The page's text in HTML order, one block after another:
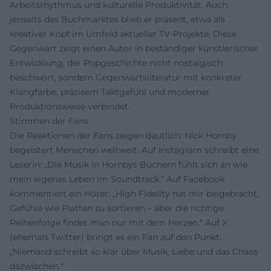
Arbeitsrhythmus und kulturelle Produktivität. Auch
jenseits des Buchmarktes blieb er präsent, etwa als
kreativer Kopf im Umfeld aktueller TV-Projekte. Diese
Gegenwart zeigt einen Autor in beständiger künstlerischer
Entwicklung, der Popgeschichte nicht nostalgisch
beschwört, sondern Gegenwartsliteratur mit konkreter
Klangfarbe, präzisem Taktgefühl und moderner
Produktionsweise verbindet.
Stimmen der Fans
Die Reaktionen der Fans zeigen deutlich: Nick Hornby
begeistert Menschen weltweit. Auf Instagram schreibt eine
Leserin: „Die Musik in Hornbys Büchern fühlt sich an wie
mein eigenes Leben im Soundtrack.“ Auf Facebook
kommentiert ein Hörer: „High Fidelity hat mir beigebracht,
Gefühle wie Platten zu sortieren – aber die richtige
Reihenfolge findet man nur mit dem Herzen.“ Auf X
(ehemals Twitter) bringt es ein Fan auf den Punkt:
„Niemand schreibt so klar über Musik, Liebe und das Chaos
dazwischen.“